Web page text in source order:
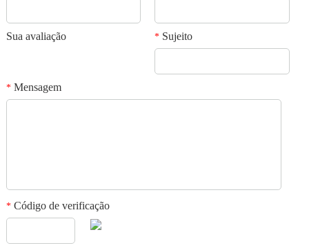
Sua avaliação *Sujeito
*Mensagem
*Código de verificação